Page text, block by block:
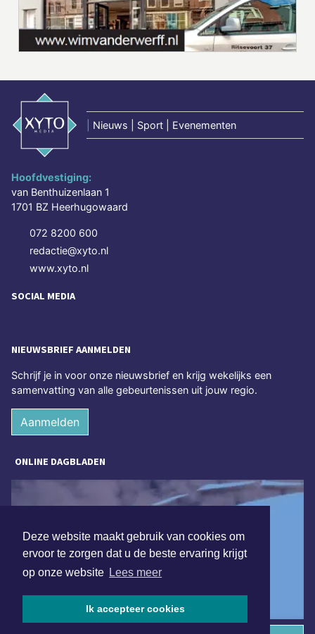
Deze website maakt gebruik van cookies om
ervoor te zorgen dat u de beste ervaring krijgt
op onze website Lees meer
Ik accepteer cookies
Nieuws | Sport | Evenementen
Hoofdvestiging:
van Benthuizenlaan 1
1701 BZ Heerhugowaard
072 8200 600
redactie@xyto.nl
www.xyto.nl
SOCIAL MEDIA
NIEUWSBRIEF AANMELDEN
Schrijf je in voor onze nieuwsbrief en krijg wekelijks een
samenvatting van alle gebeurtenissen uit jouw regio.
Aanmelden
ONLINE DAGBLADEN